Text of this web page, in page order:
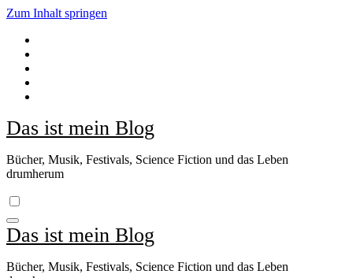
Zum Inhalt springen
Das ist mein Blog
Bücher, Musik, Festivals, Science Fiction und das Leben
drumherum
Das ist mein Blog
Bücher, Musik, Festivals, Science Fiction und das Leben